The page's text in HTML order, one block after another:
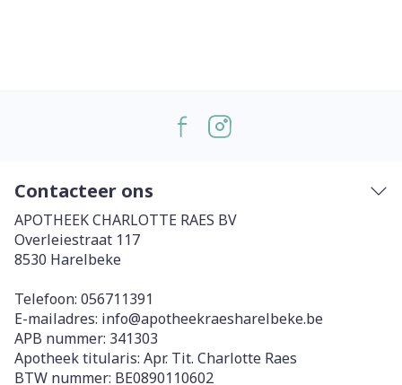
Contacteer ons
APOTHEEK CHARLOTTE RAES BV
Overleiestraat 117
8530 Harelbeke
Telefoon: 056711391
E-mailadres: info@apotheekraesharelbeke.be
APB nummer: 341303
Apotheek titularis: Apr. Tit. Charlotte Raes
BTW nummer: BE0890110602